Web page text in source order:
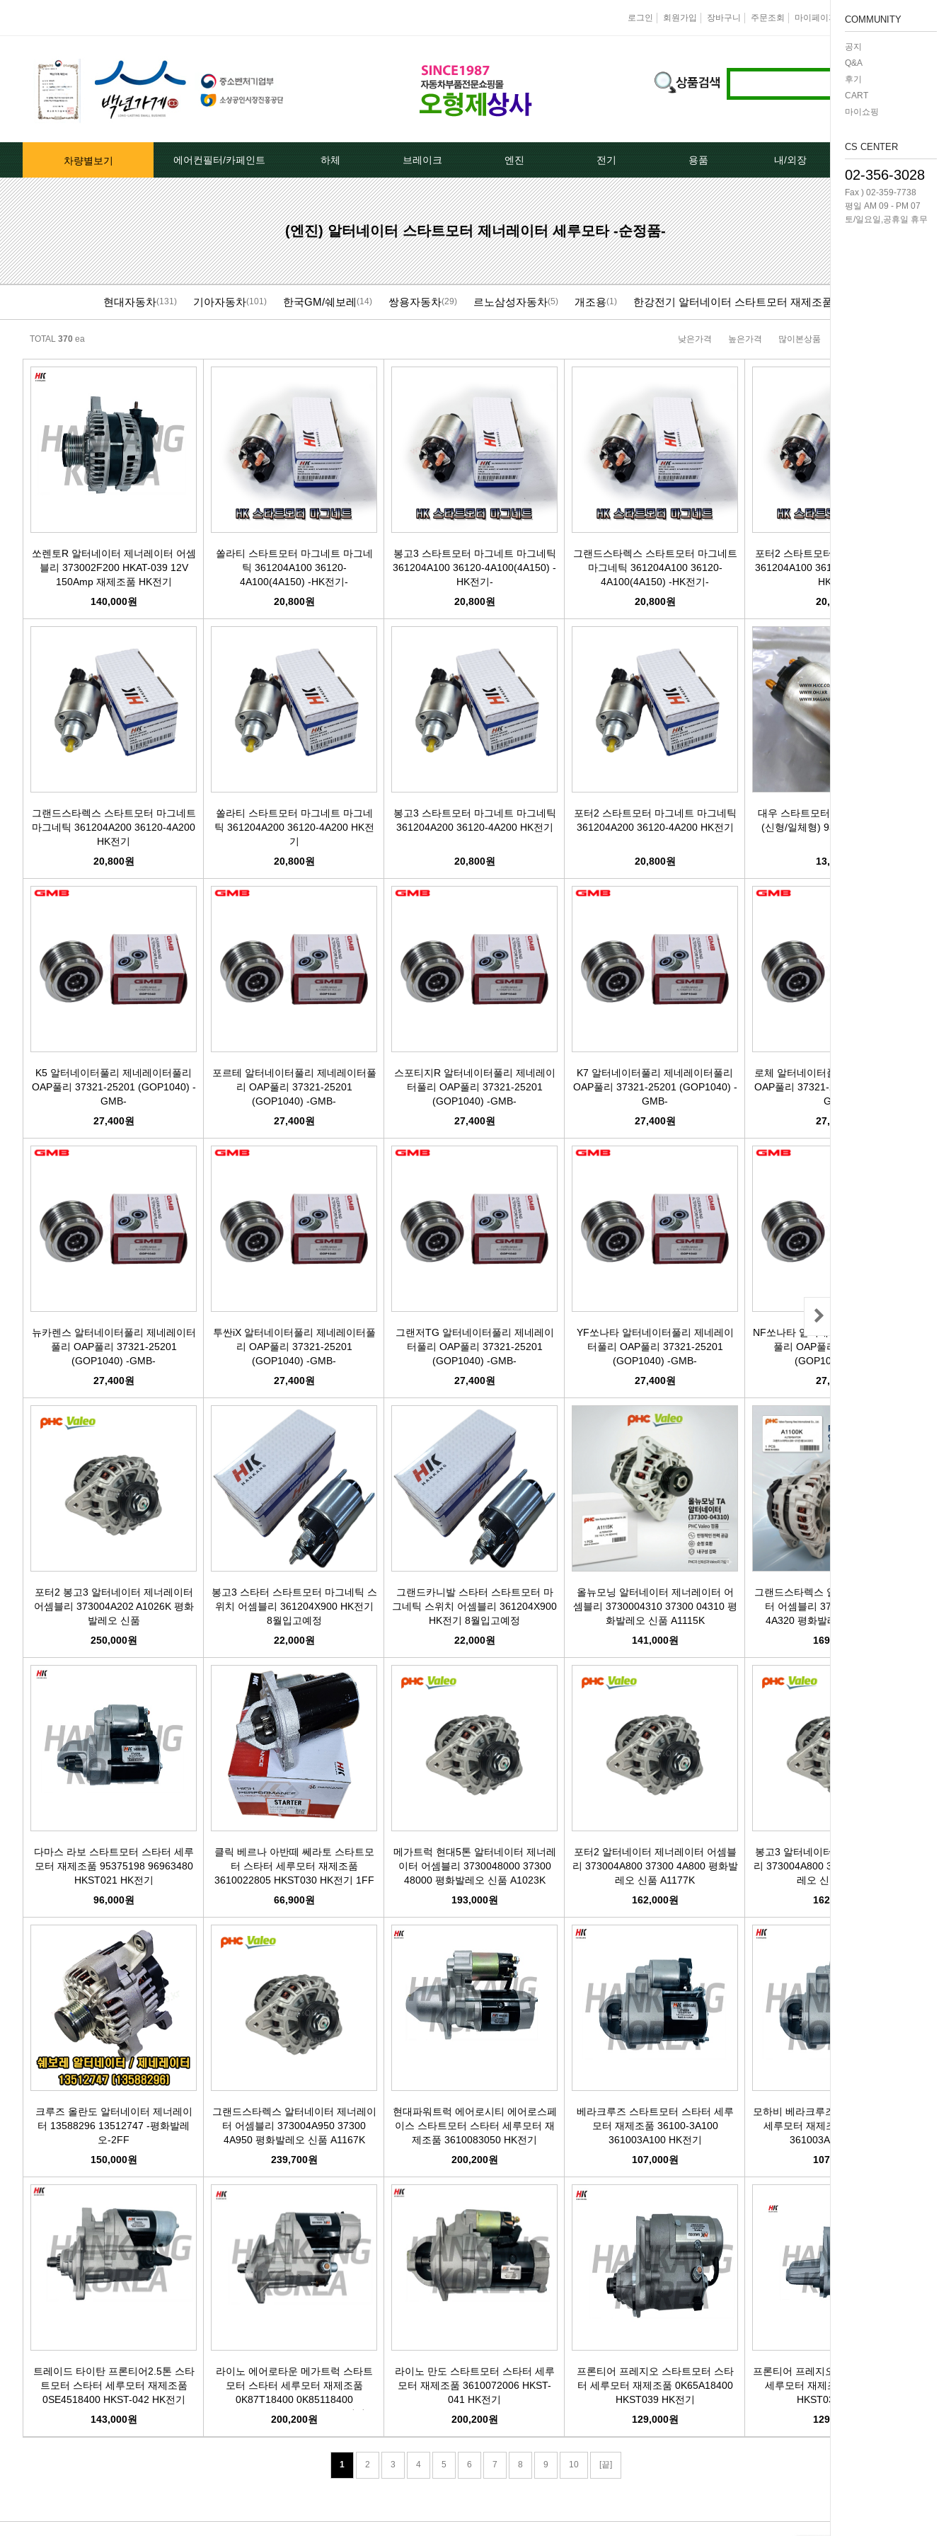
로그인 회원가입 장바구니 주문조회 마이페이지 즐겨찾기 회사소개
차량별보기 에어컨필터/카페인트
자동차페인트/차종별
자동차페인트/색상코드별
대영카페인트
퍼티[빠데]/콤파운드
에어컨필터[쌍용]
에어컨필터[유성]
에어컨필터[헤파필터]
에어컨필터[한온/한라]
에어컨필터[SKY]
에어컨필터[카비스]
하체
TPMS센서
클러치커버/디스크[평화]
클러치커버/디스크[서진]
클러치케이블
오페라실린더[대철]
로어암/어퍼암[동남]
어시스트암[동남]
로어암/어퍼암[재제조품]
허브베어링
자동차쇼바
쇼바마운트
볼쪼인트
활대링크-CTR-
타이로드엔드-유림-
자날베어링
활대링크
하체부품붓싱
앵커볼트
캠버볼트
브레이크
베스트브레이크패드 -한국베랄-
상신하이큐패드
상신하드론패드
평화브레이크패드
싸이드라이닝
브레이크디스크[평화]
브레이크디스크[금강]
금강KGC튜닝디스크
외제차튜닝디스크KGC
브레이크캘리퍼[평화]
브레이크휠실린더[대철]
브레이크마스터[대철]
브레이크안전실린더
엔진
라지에이타
라지에타캡
엔진후앙/에어컨후앙
히터코어/에바코어
연료펌프[베파/대화]
수온센서
PM센서
연료필터[모비스순정품]
연료필터[보쉬/델파이]
연료필터[서흥/평화PHC]
보쉬인젝터/고압펌프
오일필터[순정품]
에어필터[카월드]
오일필터[카스테이션/카비스]
인렛미터링밸브
팬벨트세트[순정품]
워터펌프[순정품]
워터펌프[GMB/정우]
타이밍벨트세트[일반품]
타이밍체인[일반품]
자동차겉벨트[동일]
리브드벨트/겉벨트[모비스]
한국게이츠베어링
엔진오일.부동액
터보차져
전기
알터네이터[모비스]
스타트모터/쎄루모다[모비스]
알터네이터풀리
배터리터미널
점화플러그[보쉬]
플러그배선 정품/일반품
비후다켑.로라
점화코일[정품]
점화코일[일반품]
가열플러그
PM센서
리모컨키배터리
자동차크락션[혼]
남영라이트전구
싱글전구
더블전구
라이트전구소켓
깜박코일
온도센서
자동차안테나
자동차휴즈
리모컨케이스
릴레이
자동차커넥터
파원윈도우스위치
클럭스프링
용품
오토크로바모음전
경동 모음전
엔진용품
왁스코팅용품
실내용품
글래스케어용품
외장용품
연료첨가제
핸드폰충전기
도어핸들몰딩
내/외장
도어핸들[내켓치.외켓치]
트렁크쇼바
본넷쇼바
테일램프[후미등/후데루]
휠캡/허브캡
싸이드리피드
와이퍼[브러쉬]
사이드미러[빽미러]
씨그날
자동차엠블럼
자동차글짜[마크]
자동차범퍼몰딩
번호판.볼트
경광등
창문뺏지
씨그날
테일램프[순정품]
패스너 파스너도어트림
도어스티커
패달패드
자동차반사판
고휘도반사테이프
특장차부품
케미칼/공구
오일필터렌치 -다
COMMUNITY
공지
Q&A
후기
CART
마이쇼핑
CS CENTER
02-356-3028
Fax ) 02-359-7738
평일 AM 09 - PM 07
토/일요일,공휴일 휴무
(엔진) 알터네이터 스타트모터 제너레이터 세루모타 -순정품-
현대자동차(131) 기아자동차(101) 한국GM/쉐보레(14) 쌍용자동차(29) 르노삼성자동차(5) 개조용(1) 한강전기 알터네이터 스타트모터 재제조품
TOTAL 370 ea 낮은가격 높은가격 많이본상품
쏘렌토R 알터네이터 제너레이터 어셈
블리 373002F200 HKAT-039 12V
150Amp 재제조품 HK전기
140,000원
쏠라티 스타트모터 마그네트 마그네
틱 361204A100 36120-
4A100(4A150) -HK전기-
20,800원
봉고3 스타트모터 마그네트 마그네틱
361204A100 36120-4A100(4A150) -
HK전기-
20,800원
그랜드스타렉스 스타트모터 마그네트
마그네틱 361204A100 36120-
4A100(4A150) -HK전기-
20,800원
포터2 스타트모터 마그네트 마그네틱
361204A100 36120-4A100(4A150) -
HK전기-
20,800원
그랜드스타렉스 스타트모터 마그네트
마그네틱 361204A200 36120-4A200
HK전기
20,800원
쏠라티 스타트모터 마그네트 마그네
틱 361204A200 36120-4A200 HK전
기
20,800원
봉고3 스타트모터 마그네트 마그네틱
361204A200 36120-4A200 HK전기
20,800원
포터2 스타트모터 마그네트 마그네틱
361204A200 36120-4A200 HK전기
20,800원
대우 스타트모터 마그네트 마그네틱
(신형/일체형) 93742953 -HK전기-
13,500원
K5 알터네이터풀리 제네레이터풀리
OAP풀리 37321-25201 (GOP1040) -
GMB-
27,400원
포르테 알터네이터풀리 제네레이터풀
리 OAP풀리 37321-25201
(GOP1040) -GMB-
27,400원
스포티지R 알터네이터풀리 제네레이
터풀리 OAP풀리 37321-25201
(GOP1040) -GMB-
27,400원
K7 알터네이터풀리 제네레이터풀리
OAP풀리 37321-25201 (GOP1040) -
GMB-
27,400원
로체 알터네이터풀리 제네레이터풀리
OAP풀리 37321-25201 (GOP1040) -
GMB-
27,400원
뉴카렌스 알터네이터풀리 제네레이터
풀리 OAP풀리 37321-25201
(GOP1040) -GMB-
27,400원
투싼iX 알터네이터풀리 제네레이터풀
리 OAP풀리 37321-25201
(GOP1040) -GMB-
27,400원
그랜저TG 알터네이터풀리 제네레이
터풀리 OAP풀리 37321-25201
(GOP1040) -GMB-
27,400원
YF쏘나타 알터네이터풀리 제네레이
터풀리 OAP풀리 37321-25201
(GOP1040) -GMB-
27,400원
NF쏘나타 알터네이터풀리 제네레이터
풀리 OAP풀리 37321-25201
(GOP1040) -GMB-
27,400원
포터2 봉고3 알터네이터 제너레이터
어셈블리 373004A202 A1026K 평화
발레오 신품
250,000원
봉고3 스타터 스타트모터 마그네틱 스
위치 어셈블리 361204X900 HK전기
8월입고예정
22,000원
그랜드카니발 스타터 스타트모터 마
그네틱 스위치 어셈블리 361204X900
HK전기 8월입고예정
22,000원
올뉴모닝 알터네이터 제너레이터 어
셈블리 3730004310 37300 04310 평
화발레오 신품 A1115K
141,000원
그랜드스타렉스 알터네이터 제너레이
터 어셈블리 373004A320 37300
4A320 평화발레오 신품 A1100K
169,900원
다마스 라보 스타트모터 스타터 세루
모터 재제조품 95375198 96963480
HKST021 HK전기
96,000원
클릭 베르나 아반떼 쎄라토 스타트모
터 스타터 세루모터 재제조품
3610022805 HKST030 HK전기 1FF
66,900원
메가트럭 현대5톤 알터네이터 제너레
이터 어셈블리 3730048000 37300
48000 평화발레오 신품 A1023K
2FF1
193,000원
포터2 알터네이터 제너레이터 어셈블
리 373004A800 37300 4A800 평화발
레오 신품 A1177K
162,000원
봉고3 알터네이터 제너레이터 어셈블
리 373004A800 37300 4A800 평화발
레오 신품 A1177K
162,000원
크루즈 올란도 알터네이터 제너레이
터 13588296 13512747 -평화발레
오-2FF
150,000원
그랜드스타렉스 알터네이터 제너레이
터 어셈블리 373004A950 37300
4A950 평화발레오 신품 A1167K
2FF1
239,700원
현대파워트럭 에어로시티 에어로스페
이스 스타트모터 스타터 세루모터 재
제조품 3610083050 HK전기
200,200원
베라크루즈 스타트모터 스타터 세루
모터 재제조품 36100-3A100
361003A100 HK전기
107,000원
모하비 베라크루즈 스타트모터 스타터
세루모터 재제조품 36100-3A200
361003A200 HK전기
107,000원
트레이드 타이탄 프론티어2.5톤 스타
트모터 스타터 세루모터 재제조품
0SE4518400 HKST-042 HK전기
143,000원
라이노 에어로타운 메가트럭 스타트
모터 스타터 세루모터 재제조품
0K87T18400 0K85118400
0K85018400 HKST-045 HK전기
200,200원
라이노 만도 스타트모터 스타터 세루
모터 재제조품 3610072006 HKST-
041 HK전기
200,200원
프론티어 프레지오 스타트모터 스타
터 세루모터 재제조품 0K65A18400
HKST039 HK전기
129,000원
프론티어 프레지오 스타트모터 스타터
세루모터 재제조품 0K60A18400
HKST038 HK전기
129,000원
1 2 3 4 5 6 7 8 9 10 [끝]